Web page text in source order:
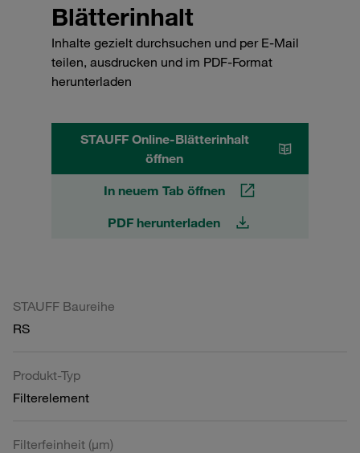
Blätterinhalt
Inhalte gezielt durchsuchen und per E-Mail
teilen, ausdrucken und im PDF-Format
herunterladen
STAUFF Online-Blätterinhalt
öffnen
In neuem Tab öffnen
PDF herunterladen
STAUFF Baureihe
RS
Produkt-Typ
Filterelement
Filterfeinheit (µm)